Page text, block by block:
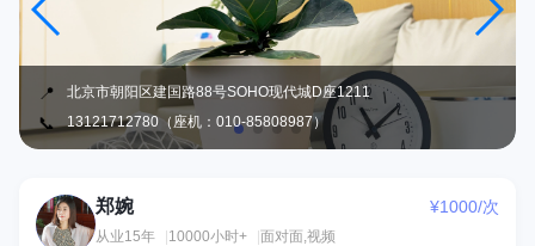
📍 北京市朝阳区建国路88号SOHO现代城D座1211
📞 13121712780（座机：010-85808987）
郑
郑婉 ¥1000/次
从业15年 10000小时+
面对面,视频